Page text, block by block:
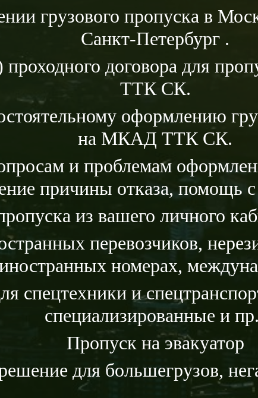
грузового пропуска в
Санкт-Петербург .
договора для
ТТК СК.
оформлению
на МКАД ТТК СК.
и проблемам
причины отказа, помощь
из вашего личного
перевозчиков,
номерах,
спецтехники и
специализированные и
Пропуск на эвакуатор
для большегрузов,